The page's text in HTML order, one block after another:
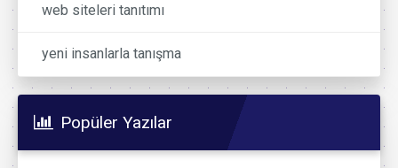
web siteleri tanıtımı
yeni insanlarla tanışma
Popüler Yazılar